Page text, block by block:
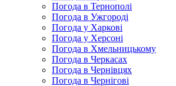
Погода в Тернополі
Погода в Ужгороді
Погода у Харкові
Погода у Херсоні
Погода в Хмельницькому
Погода в Черкасах
Погода в Чернівцях
Погода в Чернігові